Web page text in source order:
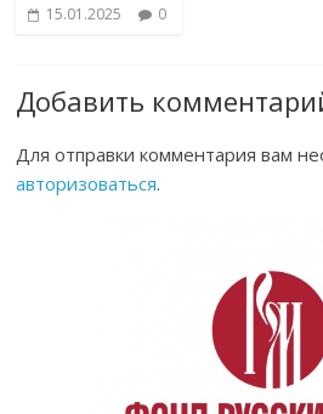
15.01.2025 0
Добавить
Для отправки комментария вам
авторизоваться.